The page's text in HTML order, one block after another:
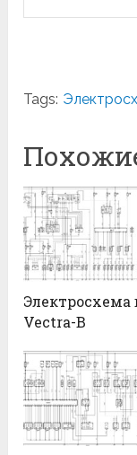
Tags:
Электросхема
Vectra-B